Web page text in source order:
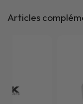
Articles